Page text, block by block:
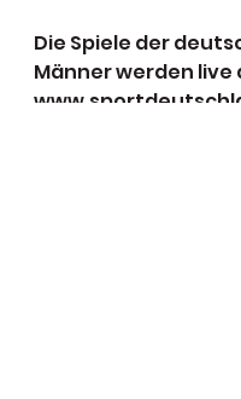
Die Spiele der
Männer werden live